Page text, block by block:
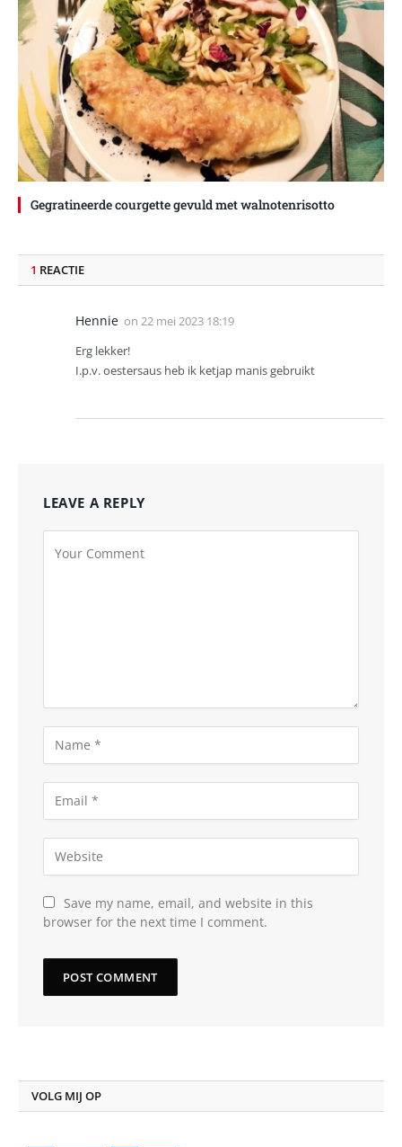
Gegratineerde courgette gevuld met walnotenrisotto
1 REACTIE
Hennie on 22 mei 2023 18:19
Erg lekker!
I.p.v. oestersaus heb ik ketjap manis gebruikt
LEAVE A REPLY
Save my name, email, and website in this
browser for the next time I comment.
VOLG MIJ OP